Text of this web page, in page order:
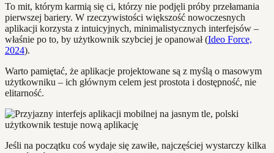
To mit, którym karmią się ci, którzy nie podjęli próby przełamania
pierwszej bariery. W rzeczywistości większość nowoczesnych
aplikacji korzysta z intuicyjnych, minimalistycznych interfejsów –
właśnie po to, by użytkownik szybciej je opanował (Ideo Force,
2024).
Warto pamiętać, że aplikacje projektowane są z myślą o masowym
użytkowniku – ich głównym celem jest prostota i dostępność, nie
elitarność.
Jeśli na początku coś wydaje się zawiłe, najczęściej wystarczy kilka